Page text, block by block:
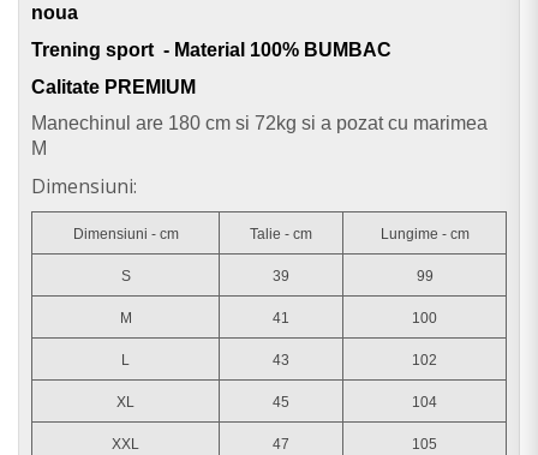
noua
Trening sport - Material 100% BUMBAC
Calitate PREMIUM
Manechinul are 180 cm si 72kg si a pozat cu marimea
M
Dimensiuni:
Dimensiuni - cm Talie - cm Lungime - cm
S 39 99
M 41 100
L 43 102
XL 45 104
XXL 47 105